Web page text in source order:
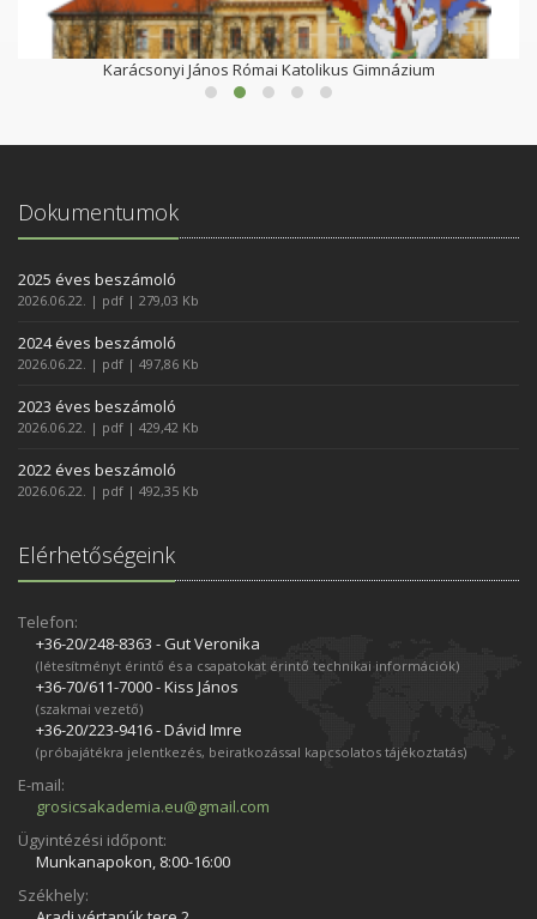
Karácsonyi János Római Katolikus Gimnázium
Dokumentumok
2025 éves beszámoló
2026.06.22. | pdf | 279,03 Kb
2024 éves beszámoló
2026.06.22. | pdf | 497,86 Kb
2023 éves beszámoló
2026.06.22. | pdf | 429,42 Kb
2022 éves beszámoló
2026.06.22. | pdf | 492,35 Kb
Elérhetőségeink
Telefon:
+36-20/248­-8363 - Gut Veronika
(létesítményt érintő és a csapatokat érintő technikai információk)
+36-70/611­-7000 - Kiss János
(szakmai vezető)
+36-20/223­-9416 - Dávid Imre
(próbajátékra jelentkezés, beiratkozással kapcsolatos tájékoztatás)
E-mail:
grosicsakademia.eu@gmail.com
Ügyintézési időpont:
Munkanapokon, 8:00-16:00
Székhely: